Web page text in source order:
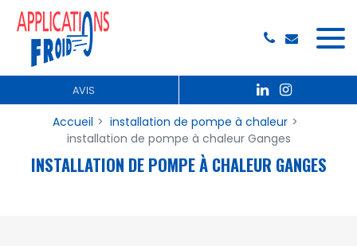
AVIS
Accueil
installation de pompe à chaleur
installation de pompe à chaleur Ganges
INSTALLATION DE POMPE À CHALEUR GANGES
Panneau de gestion des cookies